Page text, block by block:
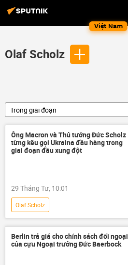
Việt Nam
Olaf Scholz
Trong giai đoạn
Ông Macron và Thủ tướng Đức Scholz
từng kêu gọi Ukraina đầu hàng trong
giai đoạn đầu xung đột
29 Tháng Tư, 10:01
Olaf Scholz
Chiến dịch quân sự đặc biệt tại Ukraina
Thế giới
Ukraina
Nga
xung đột
xung đột quân sự
Berlin trả giá cho chính sách đối ngoại
của cựu Ngoại trưởng Đức Baerbock